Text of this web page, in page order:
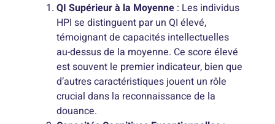
QI Supérieur à la Moyenne : Les individus
HPI se distinguent par un QI élevé,
témoignant de capacités intellectuelles
au-dessus de la moyenne. Ce score élevé
est souvent le premier indicateur, bien que
d’autres caractéristiques jouent un rôle
crucial dans la reconnaissance de la
douance.